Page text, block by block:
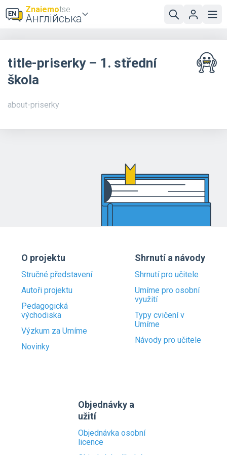
Znaiemotse
Англійська
title-priserky – 1. střední
škola
about-priserky
O projektu
Stručné představení
Autoři projektu
Pedagogická
východiska
Výzkum za Umíme
Novinky
Shrnutí a návody
Shrnutí pro učitele
Umíme pro osobní
využití
Typy cvičení v
Umíme
Návody pro učitele
Objednávky a
užití
Objednávka osobní
licence